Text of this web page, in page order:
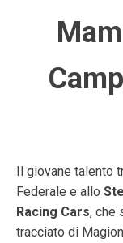
Il giovane talento
Federale e allo
Racing Cars, che
tracciato di